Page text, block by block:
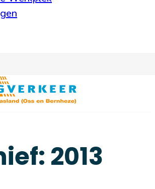
2013